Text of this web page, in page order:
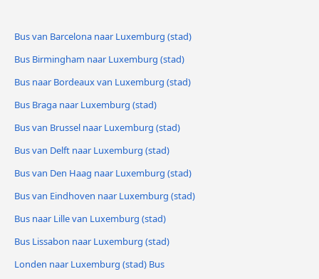
Bus van Barcelona naar Luxemburg (stad)
Bus Birmingham naar Luxemburg (stad)
Bus naar Bordeaux van Luxemburg (stad)
Bus Braga naar Luxemburg (stad)
Bus van Brussel naar Luxemburg (stad)
Bus van Delft naar Luxemburg (stad)
Bus van Den Haag naar Luxemburg (stad)
Bus van Eindhoven naar Luxemburg (stad)
Bus naar Lille van Luxemburg (stad)
Bus Lissabon naar Luxemburg (stad)
Londen naar Luxemburg (stad) Bus